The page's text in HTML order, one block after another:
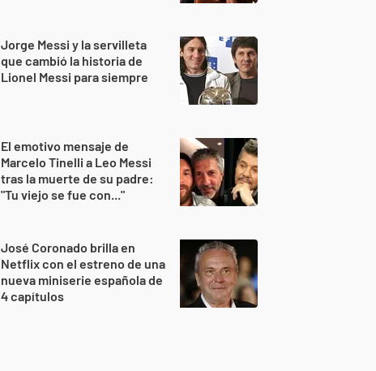
Jorge Messi y la servilleta
que cambió la historia de
Lionel Messi para siempre
El emotivo mensaje de
Marcelo Tinelli a Leo Messi
tras la muerte de su padre:
"Tu viejo se fue con..."
José Coronado brilla en
Netflix con el estreno de una
nueva miniserie española de
4 capítulos